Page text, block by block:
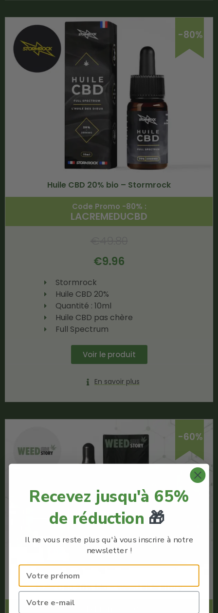
-80%
Huile CBD 20% bio – Stormrock
Code Promo -80% :
LACREMEDUCBD
€9.96
Stormrock
Huile CBD 20%
Quantité : 10ml
Huile CBD pas chère
Full Spectrum
Voir le produit
En savoir plus
-60%
Huile CBD 20% bio – Weed Side Story
Code Promo -60% :
Recevez jusqu'à 65%
de réduction 🎁
Il ne vous reste plus qu'à vous inscrire à notre
newsletter !